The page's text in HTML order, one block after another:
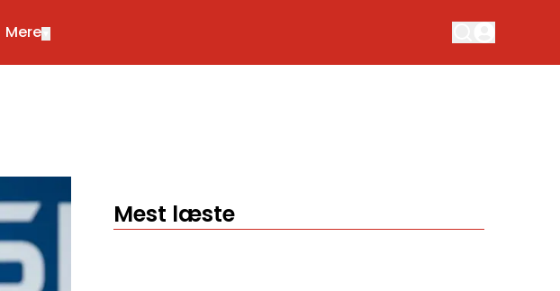
Mere
Mest læste